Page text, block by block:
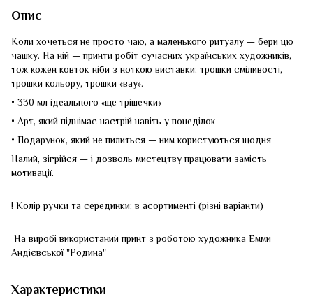
Опис
Коли хочеться не просто чаю, а маленького ритуалу — бери цю
чашку. На ній — принти робіт сучасних українських художників,
тож кожен ковток ніби з ноткою виставки: трошки сміливості,
трошки кольору, трошки «вау».
• 330 мл ідеального «ще трішечки»
• Арт, який піднімає настрій навіть у понеділок
• Подарунок, який не пилиться — ним користуються щодня
Налий, зігрійся — і дозволь мистецтву працювати замість
мотивації.
! Колір ручки та серединки: в асортименті (різні варіанти)
На виробі використаний принт з роботою художника Емми
Андієвської "Родина"
Характеристики